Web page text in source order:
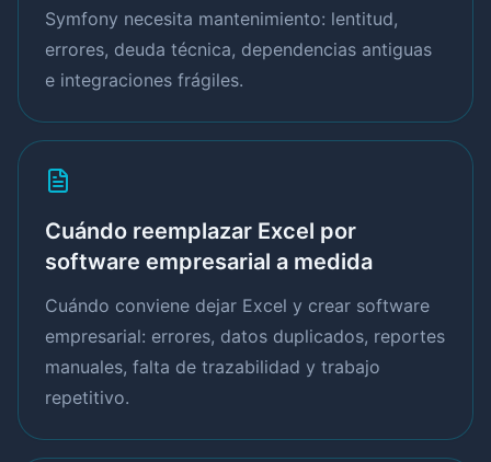
Symfony necesita mantenimiento: lentitud,
errores, deuda técnica, dependencias antiguas
e integraciones frágiles.
Cuándo reemplazar Excel por
software empresarial a medida
Cuándo conviene dejar Excel y crear software
empresarial: errores, datos duplicados, reportes
manuales, falta de trazabilidad y trabajo
repetitivo.